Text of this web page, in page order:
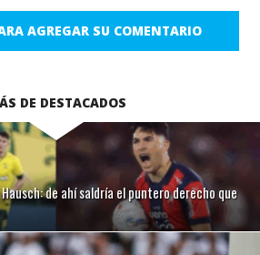
AGREGAR SU COMENTARIO
DE DESTACADOS
de ahí saldría el puntero derecho que